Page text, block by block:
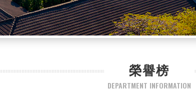
榮譽榜
DEPARTMENT INFORMATION